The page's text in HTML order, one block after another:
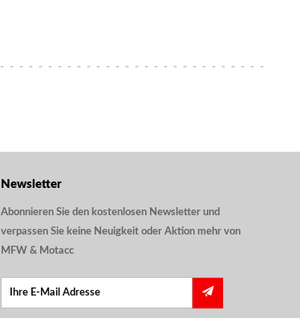
Newsletter
Abonnieren Sie den kostenlosen Newsletter und
verpassen Sie keine Neuigkeit oder Aktion mehr von
MFW & Motacc